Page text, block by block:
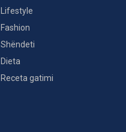
Lifestyle
Fashion
Shëndeti
Dieta
Receta gatimi